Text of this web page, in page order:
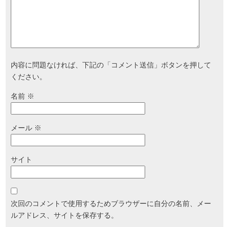
内容に問題なければ、下記の「コメント送信」ボタンを押して
ください。
名前 ※
メール ※
サイト
次回のコメントで使用するためブラウザーに自分の名前、メー
ルアドレス、サイトを保存する。